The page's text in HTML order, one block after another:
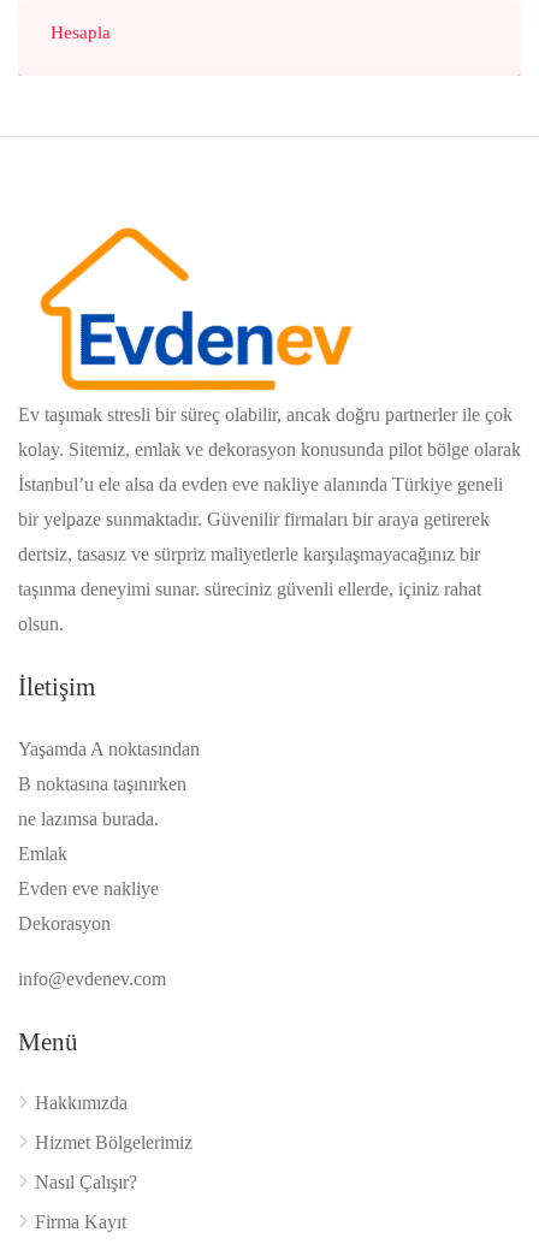
Hesapla
Ev taşımak stresli bir süreç olabilir, ancak doğru partnerler ile çok
kolay. Sitemiz, emlak ve dekorasyon konusunda pilot bölge olarak
İstanbul’u ele alsa da evden eve nakliye alanında Türkiye geneli
bir yelpaze sunmaktadır. Güvenilir firmaları bir araya getirerek
dertsiz, tasasız ve sürpriz maliyetlerle karşılaşmayacağınız bir
taşınma deneyimi sunar. süreciniz güvenli ellerde, içiniz rahat
olsun.
İletişim
Yaşamda A noktasından
B noktasına taşınırken
ne lazımsa burada.
Emlak
Evden eve nakliye
Dekorasyon
info@evdenev.com
Menü
Hakkımızda
Hizmet Bölgelerimiz
Nasıl Çalışır?
Firma Kayıt